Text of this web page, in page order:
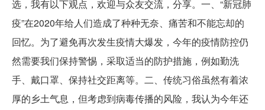
选，我有以下观点，欢迎与众友交流，分享。一、“新冠肺
疫”在2020年给人们造成了种种无奈、痛苦和不能忘却的
回忆。为了避免再次发生疫情大爆发，今年的疫情防控仍
然需要我们保持警惕，采取适当的防护措施，例如勤洗
手、戴口罩、保持社交距离等。二、传统习俗虽然有着浓
厚的乡土气息，但考虑到病毒传播的风险，我认为今年还